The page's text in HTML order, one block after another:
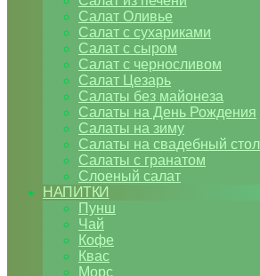
Салат Оливье
Салат с сухариками
Салат с сыром
Салат с черносливом
Салат Цезарь
Салаты без майонеза
Салаты на День Рождения
Салаты на зиму
Салаты на свадебный стол
Салаты с гранатом
Слоеный салат
НАПИТКИ
Пунш
Чай
Кофе
Квас
Морс